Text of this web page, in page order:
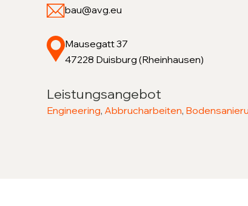
bau@avg.eu
Mausegatt 37
47228 Duisburg (Rheinhausen)
Leistungsangebot
Engineering, Abbrucharbeiten,